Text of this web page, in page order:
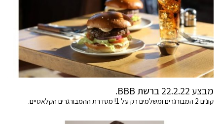
מבצע 22.2.22 ברשת BBB.
קונים 2 המבורגרים ומשלמים רק על 1! מסדרת ההמבורגרים הקלאסיים.